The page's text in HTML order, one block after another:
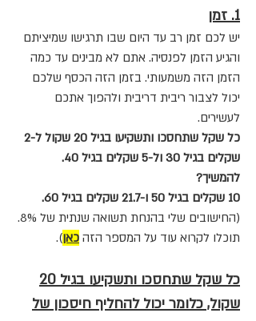
1. זמן
יש לכם זמן רב עד היום שבו תרגישו שמיציתם
והגיע הזמן לפנסיה. אתם לא מבינים עד כמה
הזמן הזה משמעותי. בזמן הזה הכסף שלכם
יכול לצבור ריבית דריבית ולהפוך אתכם
לעשירים.
כל שקל שתחסכו ותשקיעו בגיל 20 שקול ל-2
שקלים בגיל 30 ול-5 שקלים בגיל 40.
להמשיך?
10 שקלים בגיל 50 ו-21.7 שקלים בגיל 60.
(החישובים שלי בהנחת תשואה שנתית של 8%.
תוכלו לקרוא עוד על המספר הזה כאן).
כל שקל שתחסכו ותשקיעו בגיל 20
שקול, כלומר יכול להחליף חיסכון של